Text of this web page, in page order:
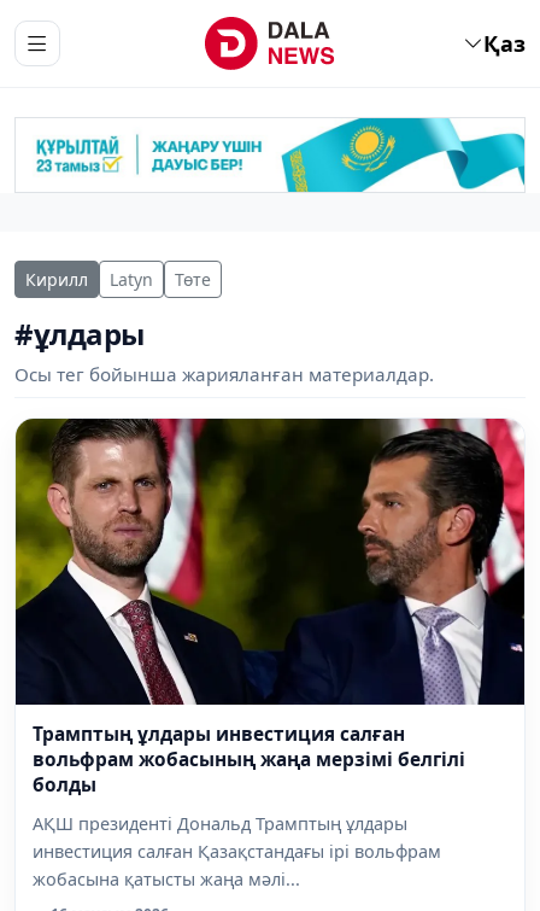
Қаз
Кирилл Latyn Төте
#ұлдары
Осы тег бойынша жарияланған материалдар.
Трамптың ұлдары инвестиция салған
вольфрам жобасының жаңа мерзімі белгілі
болды
АҚШ президенті Дональд Трамптың ұлдары
инвестиция салған Қазақстандағы ірі вольфрам
жобасына қатысты жаңа мәлі...